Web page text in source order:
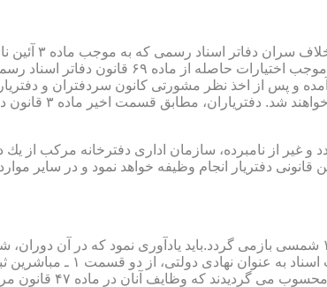
یكی از مناصب بسیار مهم،
و پس از اخذ نظر مشورتی كانون سردفتران و
و غیر از نامبرده، سازمان اداری دفترخانه مركب از
قانونی دفتریار انجام وظیفه خواهد نمود و در سایر
نطفه اولیه و ابتدایی شكل گیری مركزیتی جهت ثبت رسمی اسناد مراجعان، به قانون ثبت اسناد مصوب سال ۱۲۹۰ شمسی بازمی
در ماده ۴۷ قانون مرقوم،اینچنین تبیین شده بود .